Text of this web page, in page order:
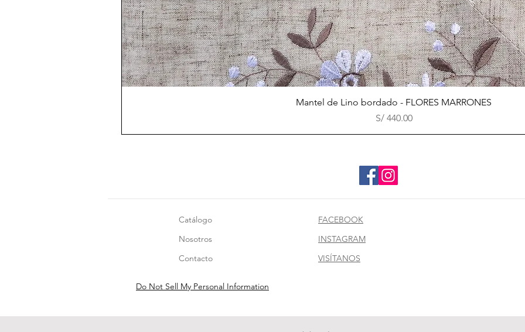
Vista rápida
Mantel de Lino bordado - FLORES MARRONES
Precio
S/ 440.00
Catálogo
Nosotros
Contacto
FACEBOOK
INSTAGRAM
VISÍTANOS
Do Not Sell My Personal Information